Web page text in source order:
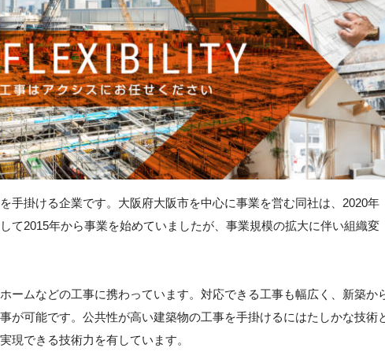
手掛ける企業です。大阪府大阪市を中心に事業を営む同社は、2020年
て2015年から事業を始めていましたが、事業規模の拡大に伴い組織変
ームなどの工事に携わっています。対応できる工事も幅広く、新築か
が可能です。公共性が高い建築物の工事を手掛けるにはたしかな技術
現できる技術力を有しています。